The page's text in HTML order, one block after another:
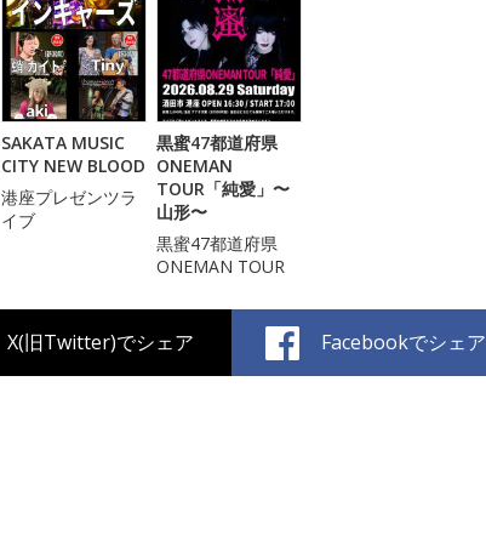
SAKATA MUSIC
CITY NEW BLOOD
港座プレゼンツラ
イブ
黒蜜47都道府県
ONEMAN
TOUR「純愛」〜
山形〜
黒蜜47都道府県
ONEMAN TOUR
X(旧Twitter)でシェア Facebookでシェア